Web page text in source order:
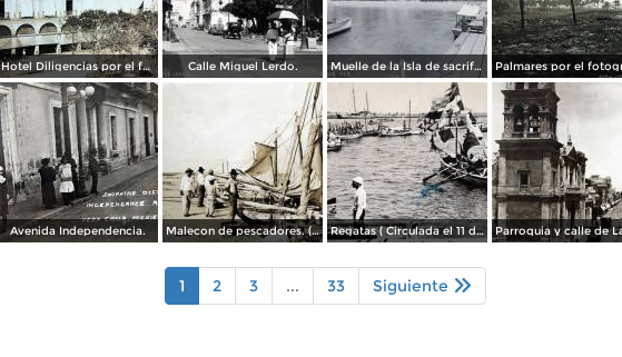
Hotel Diligencias por el fotografo Walter E Hadsell. ( Circulada el 17 de Febrero de 1914 ). Calle Miguel Lerdo. Muelle de la Isla de sacrificios.
Avenida Independencia. Malecon de pescadores. ( Circulada el 12 de Agosto de 1911 ). Regatas ( Circulada el 11 de Abril de 1926 ).
1 2 3 ... 33 Siguiente